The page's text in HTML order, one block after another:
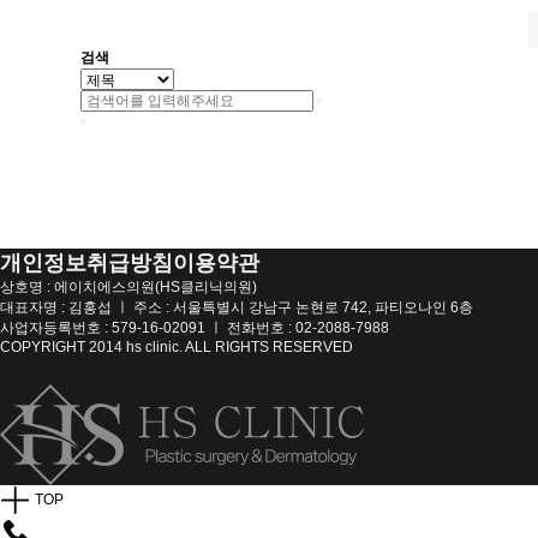
검색
개인정보취급방침이용약관
상호명 : 에이치에스의원(HS클리닉의원)
대표자명 : 김홍섭 ㅣ 주소 : 서울특별시 강남구 논현로 742, 파티오나인 6층
사업자등록번호 : 579-16-02091 ㅣ 전화번호 : 02-2088-7988
COPYRIGHT 2014 hs clinic. ALL RIGHTS RESERVED
TOP